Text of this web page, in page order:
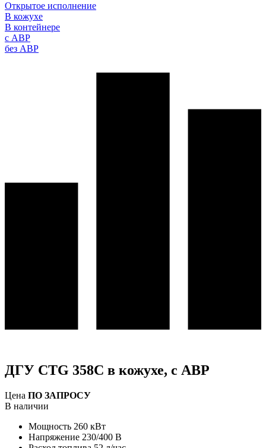
Открытое исполнение
В кожухе
В контейнере
с АВР
без АВР
ДГУ CTG 358C в кожухе, с АВР
Цена ПО ЗАПРОСУ
В наличии
Мощность 260 кВт
Напряжение 230/400 В